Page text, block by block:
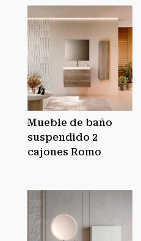
Mueble de baño
suspendido 2
cajones Romo